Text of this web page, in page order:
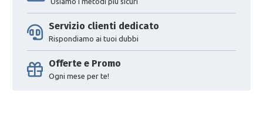
Servizio clienti dedicato
Rispondiamo ai tuoi dubbi
Offerte e Promo
Ogni mese per te!